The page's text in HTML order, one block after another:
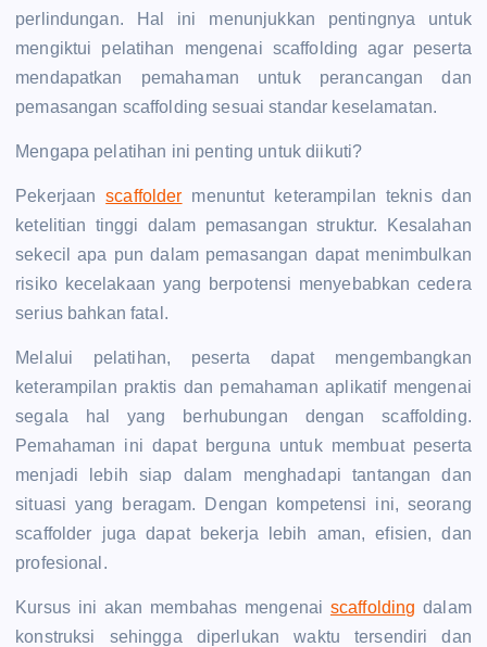
perlindungan. Hal ini menunjukkan pentingnya untuk
mengiktui pelatihan mengenai scaffolding agar peserta
mendapatkan pemahaman untuk perancangan dan
pemasangan scaffolding sesuai standar keselamatan.
Mengapa pelatihan ini penting untuk diikuti?
Pekerjaanscaffolder menuntut keterampilan teknis dan
ketelitian tinggi dalam pemasangan struktur. Kesalahan
sekecil apa pun dalam pemasangan dapat menimbulkan
risiko kecelakaan yang berpotensi menyebabkan cedera
serius bahkan fatal.
Melalui pelatihan, peserta dapat mengembangkan
keterampilan praktis dan pemahaman aplikatif mengenai
segala hal yang berhubungan dengan scaffolding.
Pemahaman ini dapat berguna untuk membuat peserta
menjadi lebih siap dalam menghadapi tantangan dan
situasi yang beragam. Dengan kompetensi ini, seorang
scaffolder juga dapat bekerja lebih aman, efisien, dan
profesional.
Kursus ini akan membahas mengenai scaffolding dalam
konstruksi sehingga diperlukan waktu tersendiri dan